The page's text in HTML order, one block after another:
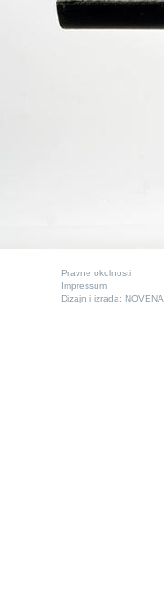
Pravne okolnosti
Impressum
Dizajn i izrada: NOVENA